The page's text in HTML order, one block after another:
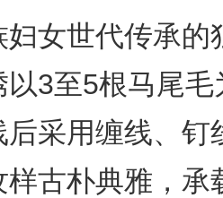
女世代传承的
3至5根马尾毛
采用缠线、钉
古朴典雅，承